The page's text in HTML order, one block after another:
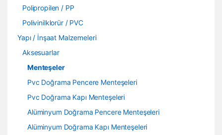
Polipropilen / PP
Polivinilklorür / PVC
Yapı / İnşaat Malzemeleri
Aksesuarlar
Menteşeler
Pvc Doğrama Pencere Menteşeleri
Pvc Doğrama Kapı Menteşeleri
Alüminyum Doğrama Pencere Menteşeleri
Alüminyum Doğrama Kapı Menteşeleri